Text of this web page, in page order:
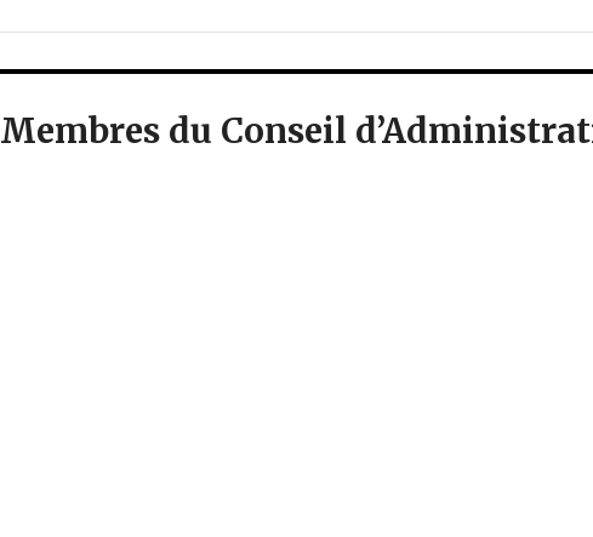
Membres du Conseil